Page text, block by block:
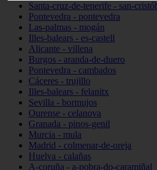
Santa-cruz-de-tenerife - san-
Pontevedra - pontevedra
Las-palmas - mogán
Illes-balears - es-castell
Alicante - villena
Burgos - aranda-de-duero
Pontevedra - cambados
Cáceres - trujillo
Illes-balears - felanitx
Sevilla - bormujos
Ourense - celanova
Granada - pinos-genil
Murcia - mula
Madrid - colmenar-de-oreja
Huelva - calañas
A-coruña - a-pobra-do-caramiñal